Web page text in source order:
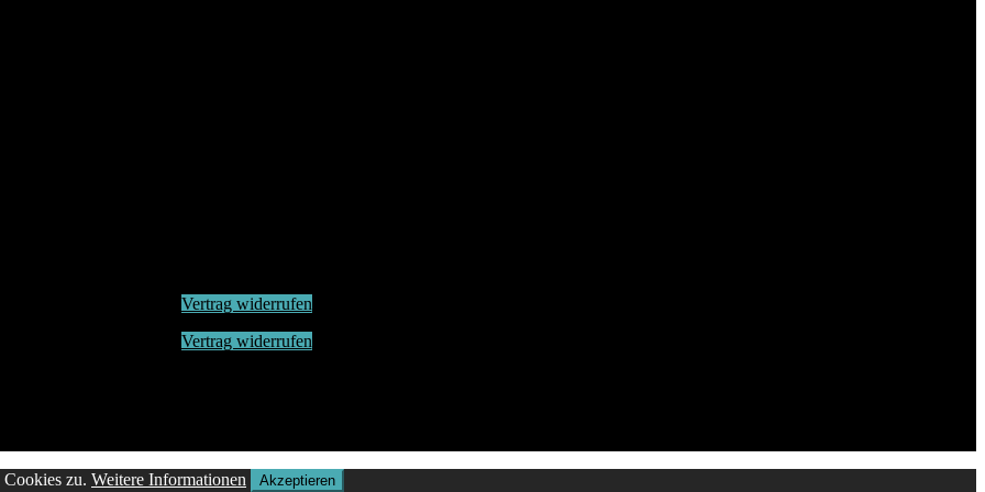
Vertrag widerrufen
Vertrag widerrufen
zu. Weitere Informationen Akzeptieren